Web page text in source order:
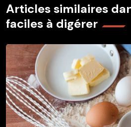
Articles similaires
faciles à digérer